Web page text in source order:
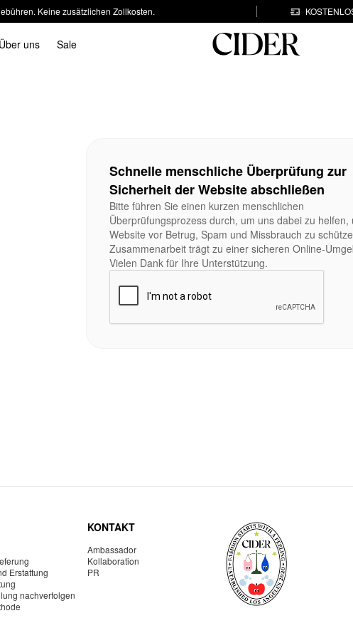
Keine zusätzlichen Zollkosten.
Über uns Sale
Schnelle menschliche Überprüfung zur
Sicherheit der Website abschließen
Bitte führen Sie einen kurzen menschlichen
Überprüfungsprozess durch, um uns dabei zu helfen,
Website vor Betrug, Spam und Missbrauch zu
Zusammenarbeit trägt zu einer sicheren Online-
Vielen Dank für Ihre Unterstützung.
Erstattung
nachverfolgen
KONTAKT
Ambassador
Kollaboration
PR